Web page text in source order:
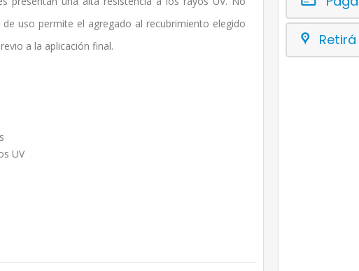
uso permite el agregado al recubrimiento elegido
a la aplicación final.
UV